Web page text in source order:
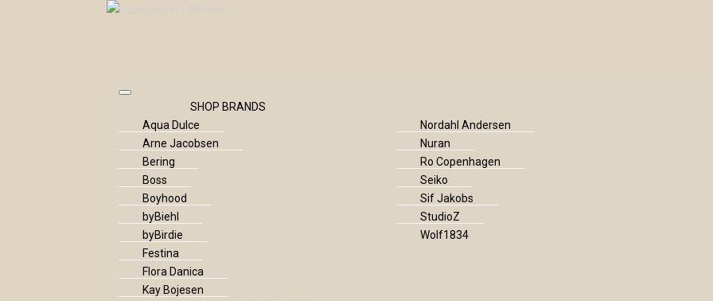
SHOP BRANDS
Aqua Dulce
Arne Jacobsen
Bering
Boss
Boyhood
byBiehl
byBirdie
Festina
Flora Danica
Kay Bojesen
Nordahl Andersen
Nuran
Ro Copenhagen
Seiko
Sif Jakobs
StudioZ
Wolf1834